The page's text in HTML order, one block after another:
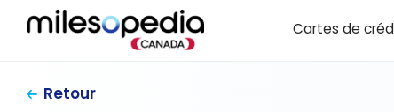
Panneau de gestion des cookies
Passer
Cartes de
Retour